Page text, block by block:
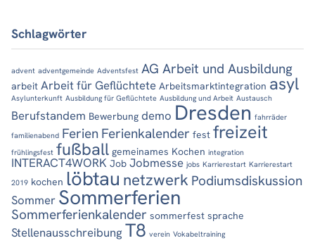
Schlagwörter
advent adventgemeinde Adventsfest AG Arbeit und Ausbildung
arbeit Arbeit für Geflüchtete Arbeitsmarktintegration asyl
Asylunterkunft Ausbildung für Geflüchtete Ausbildung und Arbeit Austausch
Berufstandem Bewerbung demo Dresden fahrräder
familienabend Ferien Ferienkalender fest freizeit
frühlingsfest fußball gemeinames Kochen integration
INTERACT4WORK Job Jobmesse jobs Karrierestart Karrierestart
2019 kochen löbtau netzwerk Podiumsdiskussion
Sommer Sommerferien
Sommerferienkalender sommerfest sprache
Stellenausschreibung T8 verein Vokabeltraining